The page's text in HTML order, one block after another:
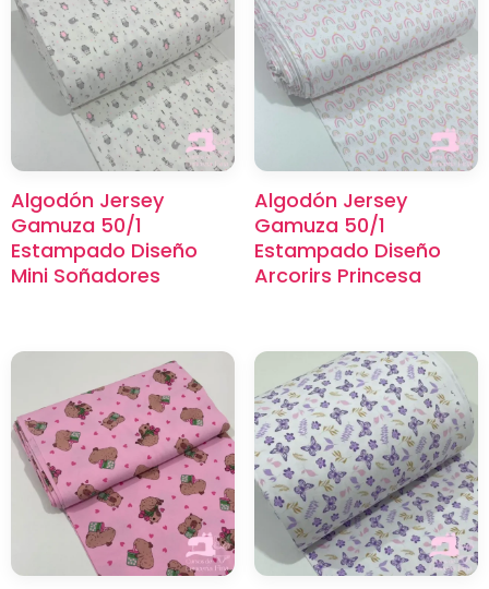
Algodón Jersey
Gamuza 50/1
Estampado Diseño
Mini Soñadores
Algodón Jersey
Gamuza 50/1
Estampado Diseño
Arcorirs Princesa
×